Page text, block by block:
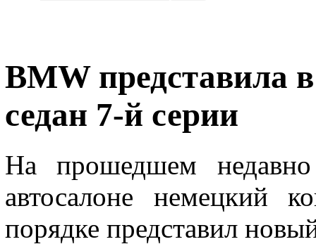
BMW представила
седан 7-й серии
На прошедшем
автосалоне немецкий
порядке представил